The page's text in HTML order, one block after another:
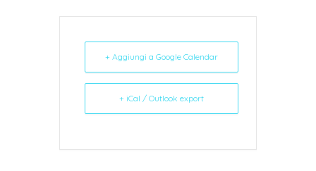
+ Aggiungi a Google Calendar
+ iCal / Outlook export